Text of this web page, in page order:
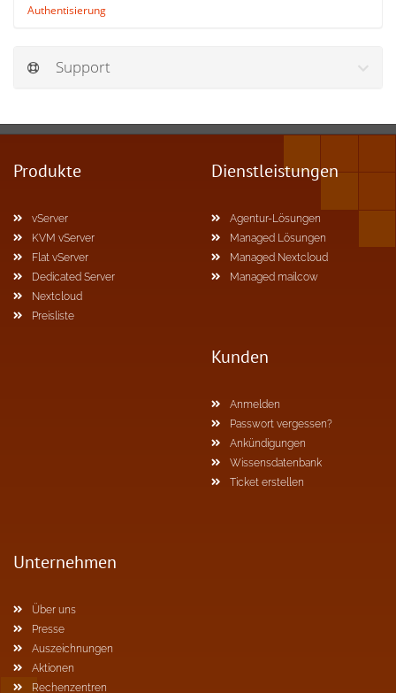
Authentisierung
Support
Produkte
vServer
KVM vServer
Flat vServer
Dedicated Server
Nextcloud
Preisliste
Dienstleistungen
Agentur-Lösungen
Managed Lösungen
Managed Nextcloud
Managed mailcow
Kunden
Anmelden
Passwort vergessen?
Ankündigungen
Wissensdatenbank
Ticket erstellen
Unternehmen
Über uns
Presse
Auszeichnungen
Aktionen
Rechenzentren